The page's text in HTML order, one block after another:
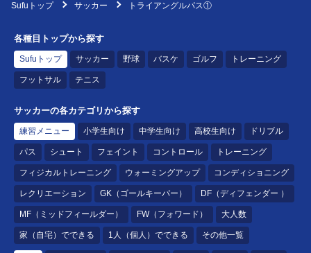
Sufuトップ サッカー トライアングルパス①
各種目トップから探す
Sufuトップ サッカー 野球 バスケ ゴルフ トレーニング
フットサル テニス
サッカーの各カテゴリから探す
練習メニュー 小学生向け 中学生向け 高校生向け ドリブル
パス シュート フェイント コントロール トレーニング
フィジカルトレーニング ウォーミングアップ コンディショニング
レクリエーション GK（ゴールキーパー） DF（ディフェンダー ）
MF（ミッドフィールダー） FW（フォワード） 大人数
家（自宅）でできる 1人（個人）でできる その他一覧